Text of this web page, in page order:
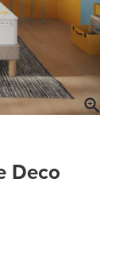
Deco